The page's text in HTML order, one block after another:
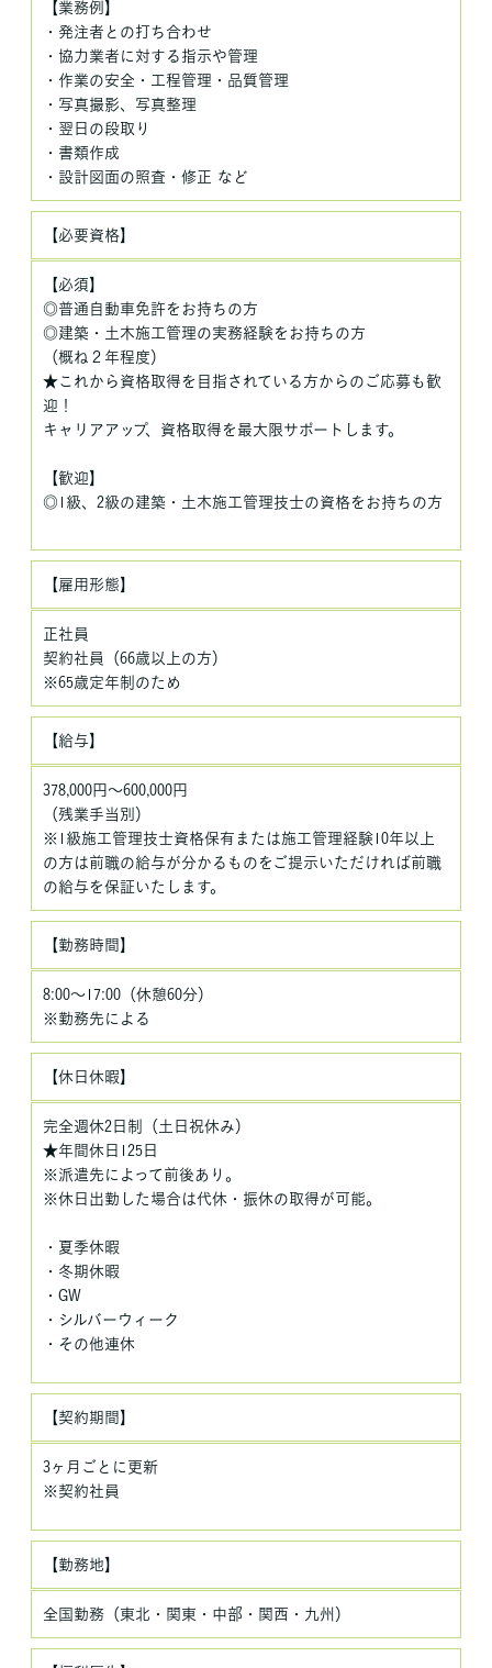
【業務例】
・発注者との打ち合わせ
・協力業者に対する指示や管理
・作業の安全・工程管理・品質管理
・写真撮影、写真整理
・翌日の段取り
・書類作成
・設計図面の照査・修正 など
【必要資格】
【必須】
◎普通自動車免許をお持ちの方
◎建築・土木施工管理の実務経験をお持ちの方
（概ね２年程度）
★これから資格取得を目指されている方からのご応募も歓
迎！
キャリアアップ、資格取得を最大限サポートします。
【歓迎】
◎1級、2級の建築・土木施工管理技士の資格をお持ちの方
【雇用形態】
正社員
契約社員（66歳以上の方）
※65歳定年制のため
【給与】
378,000円～600,000円
（残業手当別）
※1級施工管理技士資格保有または施工管理経験10年以上
の方は前職の給与が分かるものをご提示いただければ前職
の給与を保証いたします。
【勤務時間】
8:00～17:00（休憩60分）
※勤務先による
【休日休暇】
完全週休2日制（土日祝休み）
★年間休日125日
※派遣先によって前後あり。
※休日出勤した場合は代休・振休の取得が可能。
・夏季休暇
・冬期休暇
・GW
・シルバーウィーク
・その他連休
【契約期間】
3ヶ月ごとに更新
※契約社員
【勤務地】
全国勤務（東北・関東・中部・関西・九州）